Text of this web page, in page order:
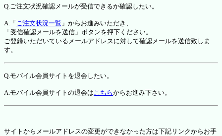
Q.ご注文状況確認メールが受信できるか確認したい。
A.「 ご注文状況一覧 」からお進みいただき、
「受信確認メールを送信」ボタンを押下ください。
ご登録いただいているメールアドレスに対して確認メールを送信致しま
す。
Q.モバイル会員サイトを退会したい。
A.モバイル会員サイトの退会はこちらからお進み下さい。
サイトからメールアドレスの変更ができなかった方は下記リンクからお手